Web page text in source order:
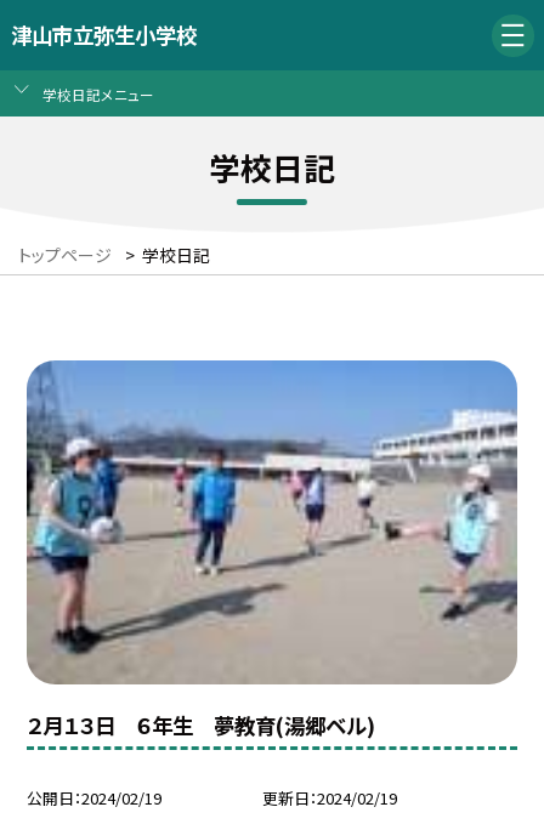
津山市立弥生小学校
学校日記メニュー
学校日記
トップページ > 学校日記
２月１３日 ６年生 夢教育(湯郷ベル)
公開日 2024/02/19 更新日 2024/02/19